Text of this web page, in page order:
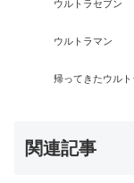
ウルトラセブン
ウルトラマン
帰ってきたウルト
関連記事